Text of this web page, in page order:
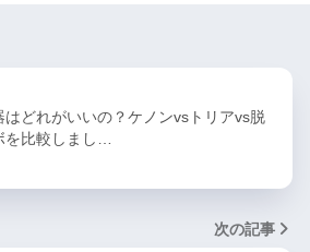
はどれがいいの？ケノンvsトリアvs脱
を比較しまし…
次の記事